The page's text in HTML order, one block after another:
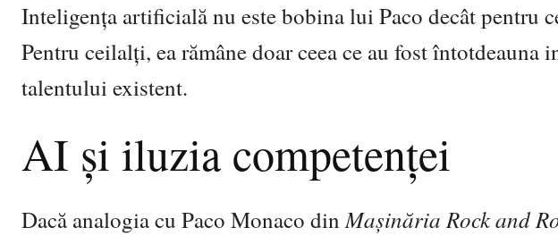
Inteligența artificială nu este bobina lui Paco decât pentru
Pentru ceilalți, ea rămâne doar ceea ce au fost
talentului existent.
AI și iluzia competenței
Dacă analogia cu Paco Monaco dinMașinăria Rock and